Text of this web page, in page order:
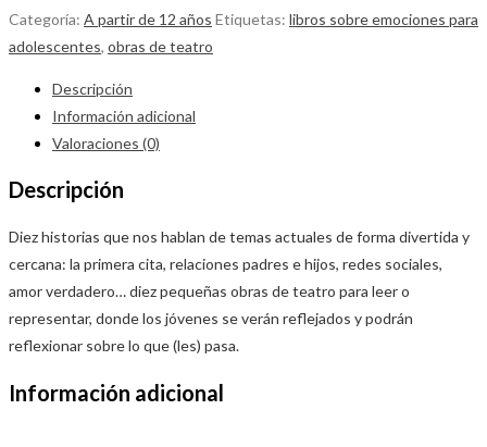
Categoría: A partir de 12 años Etiquetas: libros sobre emociones para
adolescentes, obras de teatro
Descripción
Información adicional
Valoraciones (0)
Descripción
Diez historias que nos hablan de temas actuales de forma divertida y
cercana: la primera cita, relaciones padres e hijos, redes sociales,
amor verdadero… diez pequeñas obras de teatro para leer o
representar, donde los jóvenes se verán reflejados y podrán
reflexionar sobre lo que (les) pasa.
Información adicional